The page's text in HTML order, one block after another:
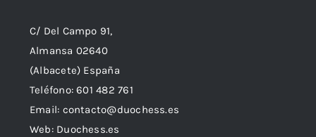
C/ Del Campo 91,
Almansa 02640
(Albacete) España
Teléfono:601 482 761
Email: contacto@duochess.es
Web: Duochess.es